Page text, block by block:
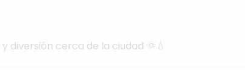
y diversión cerca de la ciudad 🌞💧